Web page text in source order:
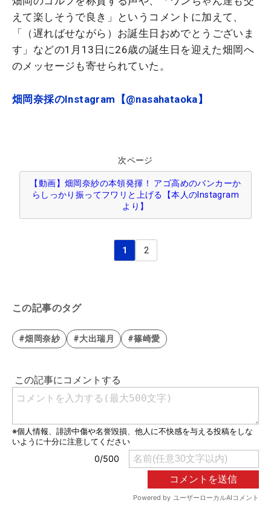
えて楽しそうで良き」というコメントに加えて、
「（遅ればせながら）お誕生日おめでとうございま
す」などの1月13日に26歳の誕生日を迎えた畑岡へ
のメッセージも寄せられていた。
畑岡奈採のInstagram【@nasahataoka】
次ページ
【動画】畑岡奈紗の本領発揮！ アゴ高めのバンカーか
らしっかり振ってフワリと上げる【本人のInstagram
より】
1 2
この記事のタグ
#畑岡奈紗 #大出瑞月 #篠崎愛